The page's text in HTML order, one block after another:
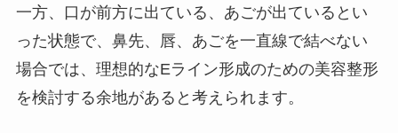
一方、口が前方に出ている、あごが出ているとい
った状態で、鼻先、唇、あごを一直線で結べない
場合では、理想的なEライン形成のための美容整形
を検討する余地があると考えられます。